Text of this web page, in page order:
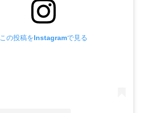
この投稿をInstagramで見る